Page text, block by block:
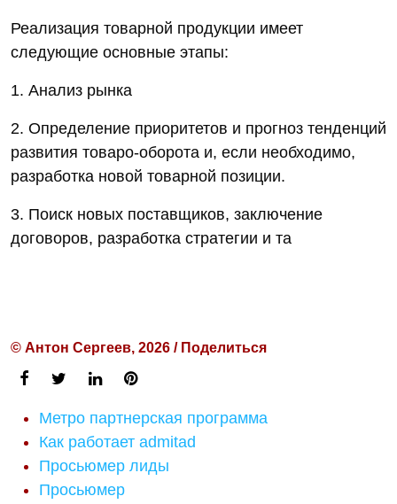
Реализация товарной продукции имеет
следующие основные этапы:
1. Анализ рынка
2. Определение приоритетов и прогноз тенденций
развития товаро-оборота и, если необходимо,
разработка новой товарной позиции.
3. Поиск новых поставщиков, заключение
договоров, разработка стратегии и та
© Антон Сергеев, 2026 / Поделиться
Метро партнерская программа
Как работает admitad
Просьюмер лиды
Просьюмер